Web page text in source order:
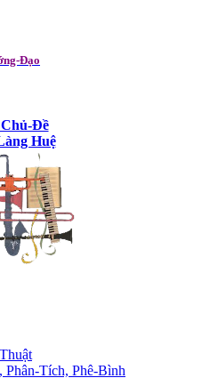
Đạo
Đề
Huệ
Tích, Phê-Bình